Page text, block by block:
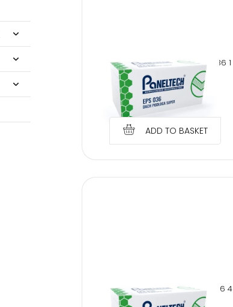
PANELTECH POLYSTYRENE EPS 036 1
CM ROOF FLOOR SUPER
€0.34
ADD TO BASKET
PANELTECH POLYSTYRENE EPS 036 4
CM ROOF FLOOR SUPER